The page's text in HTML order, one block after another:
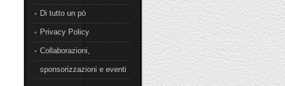
Di tutto un pò
Privacy Policy
Collaborazioni,
sponsorizzazioni e eventi